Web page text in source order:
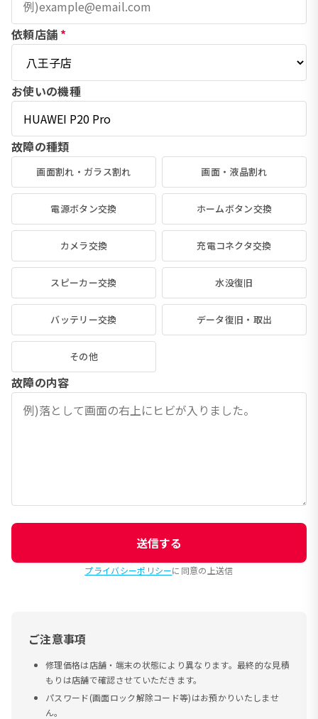
依頼店舗 *
お使いの機種
故障の種類
画面割れ・ガラス割れ 画面・液晶割れ
電源ボタン交換 ホームボタン交換
カメラ交換 充電コネクタ交換
スピーカー交換 水没復旧
バッテリー交換 データ復旧・取出
その他
故障の内容
送信する
プライバシーポリシーに同意の上送信
ご注意事項
修理価格は店舗・端末の状態により異なります。最終的な見積
もりは店舗で確認させていただきます。
パスワード(画面ロック解除コード等)はお預かりいたしませ
ん。